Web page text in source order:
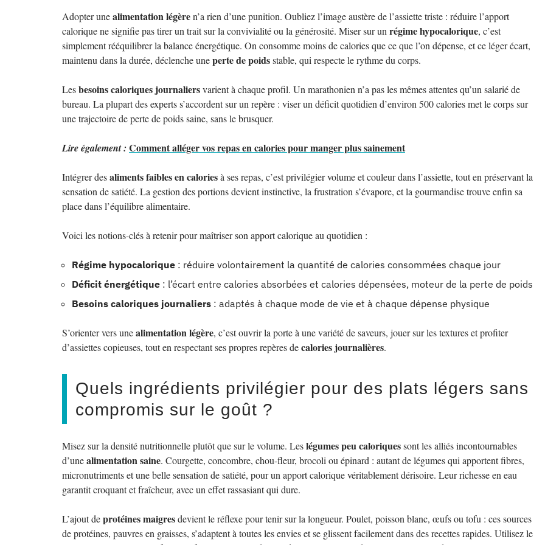
Adopter unealimentation légèren’a rien d’une punition. Oubliez l’image austère de l’assiette triste : réduire l’apport
calorique ne signifie pas tirer un trait sur la convivialité ou la générosité. Miser sur un régime hypocalorique, c’est
simplement rééquilibrer la balance énergétique. On consomme moins de calories que ce que l’on dépense, et ce léger écart,
maintenu dans la durée, déclenche uneperte de poidsstable, qui respecte le rythme du corps.
Lesbesoins caloriques journaliersvarient à chaque profil. Un marathonien n’a pas les mêmes attentes qu’un salarié de
bureau. La plupart des experts s’accordent sur un repère : viser un déficit quotidien d’environ 500 calories met le corps sur
une trajectoire de perte de poids saine, sans le brusquer.
Lire également : Comment alléger vos repas en calories pour manger plus sainement
Intégrer desaliments faibles en caloriesà ses repas, c’est privilégier volume et couleur dans l’assiette, tout en préservant la
sensation de satiété. La gestion des portions devient instinctive, la frustration s’évapore, et la gourmandise trouve enfin sa
place dans l’équilibre alimentaire.
Voici les notions-clés à retenir pour maîtriser son apport calorique au quotidien :
Régime hypocalorique : réduire volontairement la quantité de calories consommées chaque jour
Déficit énergétique : l’écart entre calories absorbées et calories dépensées, moteur de la perte de poids
Besoins caloriques journaliers : adaptés à chaque mode de vie et à chaque dépense physique
S’orienter vers unealimentation légère, c’est ouvrir la porte à une variété de saveurs, jouer sur les textures et profiter
d’assiettes copieuses, tout en respectant ses propres repères decalories journalières.
Quels ingrédients privilégier pour des plats légers sans
compromis sur le goût ?
Misez sur la densité nutritionnelle plutôt que sur le volume. Leslégumes peu caloriquessont les alliés incontournables
d’unealimentation saine. Courgette, concombre, chou-fleur, brocoli ou épinard : autant de légumes qui apportent fibres,
micronutriments et une belle sensation de satiété, pour un apport calorique véritablement dérisoire. Leur richesse en eau
garantit croquant et fraîcheur, avec un effet rassasiant qui dure.
L’ajout deprotéines maigresdevient le réflexe pour tenir sur la longueur. Poulet, poisson blanc, œufs ou tofu : ces sources
de protéines, pauvres en graisses, s’adaptent à toutes les envies et se glissent facilement dans des recettes rapides. Utilisez le